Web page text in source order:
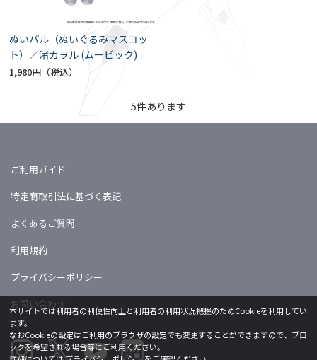
ぬいパル（ぬいぐるみマスコッ
ト）／渚カヲル (ムービック)
1,980円
5件あります
ご利用ガイド
特定商取引法に基づく表記
よくあるご質問
利用規約
プライバシーポリシー
お問い合わせ
本サイトでは利用者の利便性向上と利用者の利用状況把握のためCookieを利用してい
ます。
なおCookieの設定はご利用のブラウザの設定でも変更することができますので、ブロ
ックを希望される場合等にご利用ください。